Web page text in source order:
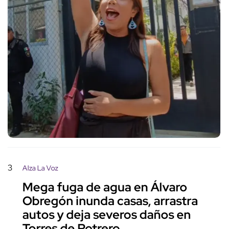
3 Alza La Voz
Mega fuga de agua en Álvaro
Obregón inunda casas, arrastra
autos y deja severos daños en